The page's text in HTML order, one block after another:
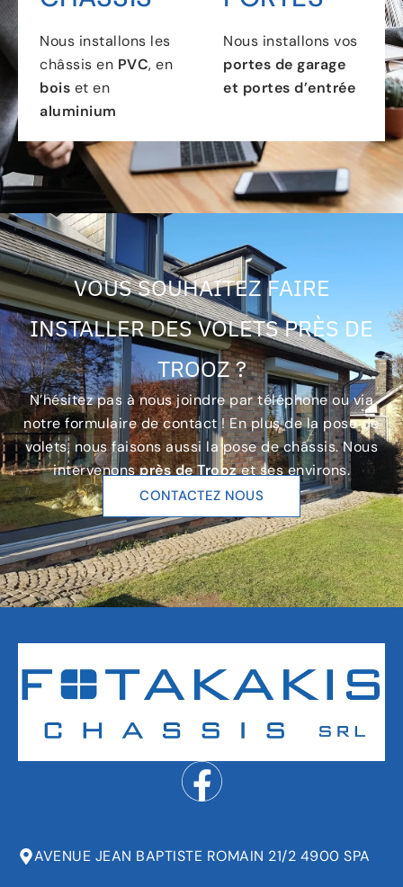
Nous installons les
châssis en PVC, en
bois et en
aluminium
Nous installons vos
portes de garage
et portes d’entrée
VOUS SOUHAITEZ FAIRE
INSTALLER DES VOLETS PRÈS DE
TROOZ ?
N’hésitez pas à nous joindre par téléphone ou via
notre formulaire de contact ! En plus de la pose de
volets, nous faisons aussi la pose de châssis. Nous
intervenonsprès de Troozet ses environs.
CONTACTEZ NOUS
AVENUE JEAN BAPTISTE ROMAIN 21/2 4900 SPA